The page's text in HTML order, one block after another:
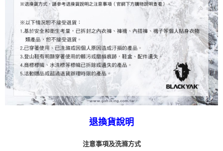
退換貨說明
注意事項及洗滌方式